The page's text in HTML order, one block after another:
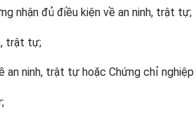
nhận đủ điều kiện về an ninh, trật tự;
trật tự;
an ninh, trật tự hoặc Chứng chỉ